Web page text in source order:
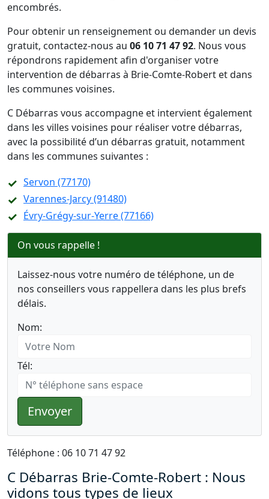
encombrés.
Pour obtenir un renseignement ou demander un devis
gratuit, contactez-nous au 06 10 71 47 92. Nous vous
répondrons rapidement afin d'organiser votre
intervention de débarras à Brie-Comte-Robert et dans
les communes voisines.
C Débarras vous accompagne et intervient également
dans les villes voisines pour réaliser votre débarras,
avec la possibilité d’un débarras gratuit, notamment
dans les communes suivantes :
Servon (77170)
Varennes-Jarcy (91480)
Évry-Grégy-sur-Yerre (77166)
On vous rappelle !
Laissez-nous votre numéro de téléphone, un de
nos conseillers vous rappellera dans les plus brefs
délais.
Nom:
Tél:
Envoyer
Téléphone : 06 10 71 47 92
C Débarras Brie-Comte-Robert : Nous
vidons tous types de lieux